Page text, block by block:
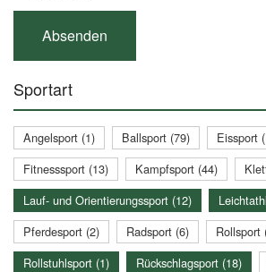
Sportart
Angelsport (1) Ballsport (79)
Eissport
Fitnesssport (13)
Kampfsport (44)
Lauf- und Orientierungssport (12)
Pferdesport (2)
Radsport (6)
Rollsport
Rollstuhlsport (1)
Rückschlagsport (18)